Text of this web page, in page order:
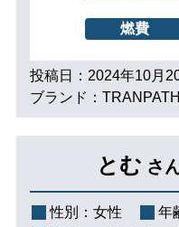
燃費
投稿日：2024年10月
ブランド：
とむ さ
性別： 女性 年